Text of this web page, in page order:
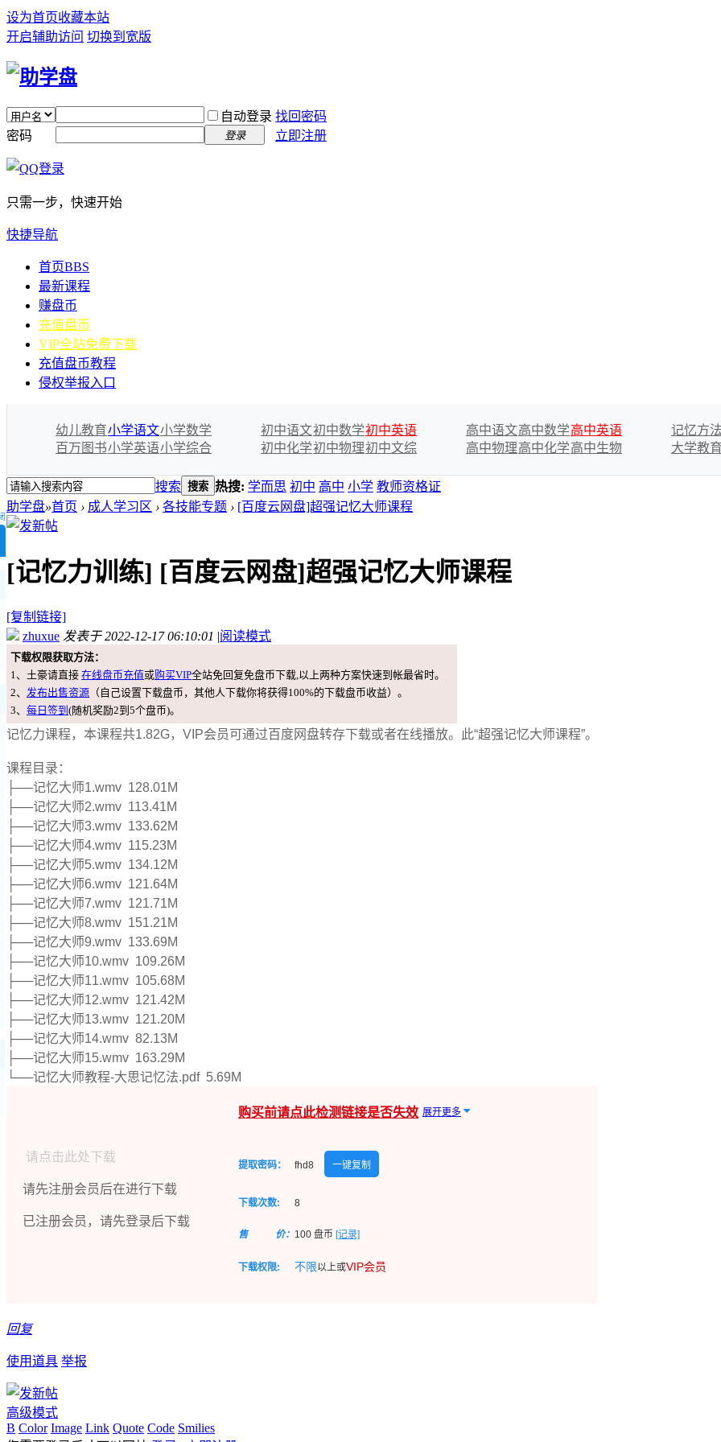
设为首页收藏本站
开启辅助访问 切换到宽版
自动登录 找回密码
密码
登录 立即注册
只需一步，快速开始
快捷导航
首页BBS
最新课程
赚盘币
充值盘币
VIP全站免费下载
充值盘币教程
侵权举报入口
幼儿教育小学语文小学数学
百万图书小学英语小学综合
初中语文初中数学初中英语
初中化学初中物理初中文综
高中语文高中数学高中英语
高中物理高中化学高中生物
记忆方法
大学教育
搜索 搜索 热搜: 学而思 初中 高中 小学 教师资格证
助学盘»首页 › 成人学习区 › 各技能专题 › [百度云网盘]超强记忆大师课程
[记忆力训练] [百度云网盘]超强记忆大师课程
[复制链接]
zhuxue 发表于 2022-12-17 06:10:01 |阅读模式
下载权限获取方法：
1、土豪请直接 在线盘币充值或购买VIP全站免回复免盘币下载,以上两种方案快速到帐最省时。
2、 发布出售资源 （自己设置下载盘币，其他人下载你将获得100%的下载盘币收益）。
3、 每日签到 (随机奖励2到5个盘币)。
记忆力课程，本课程共1.82G，VIP会员可通过百度网盘转存下载或者在线播放。此“超强记忆大师课程”。
课程目录：
├──记忆大师1.wmv 128.01M
├──记忆大师2.wmv 113.41M
├──记忆大师3.wmv 133.62M
├──记忆大师4.wmv 115.23M
├──记忆大师5.wmv 134.12M
├──记忆大师6.wmv 121.64M
├──记忆大师7.wmv 121.71M
├──记忆大师8.wmv 151.21M
├──记忆大师9.wmv 133.69M
├──记忆大师10.wmv 109.26M
├──记忆大师11.wmv 105.68M
├──记忆大师12.wmv 121.42M
├──记忆大师13.wmv 121.20M
├──记忆大师14.wmv 82.13M
├──记忆大师15.wmv 163.29M
└──记忆大师教程-大思记忆法.pdf 5.69M
请点击此处下载
请先注册会员后在进行下载
已注册会员，请先登录后下载
购买前请点此检测链接是否失效 展开更多
提取密码： fhd8 一键复制
下载次数: 8
售 价： 100 盘币 [记录]
下载权限: 不限以上或VIP会员
回复
使用道具 举报
高级模式
B Color Image Link Quote Code Smilies